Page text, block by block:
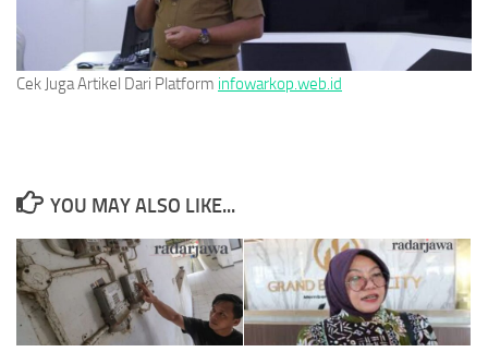
Cek Juga Artikel Dari Platform infowarkop.web.id
YOU MAY ALSO LIKE...